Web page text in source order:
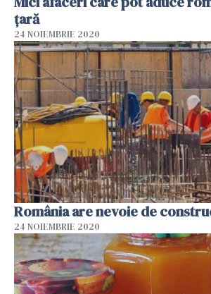
țară
24 NOIEMBRIE 2020
România are nevoie de
24 NOIEMBRIE 2020